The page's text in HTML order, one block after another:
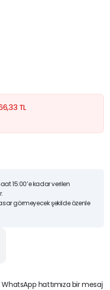
TL
15:00’e kadar verilen
görmeyecek şekilde özenle
WhatsApp hattımıza bir mesaj